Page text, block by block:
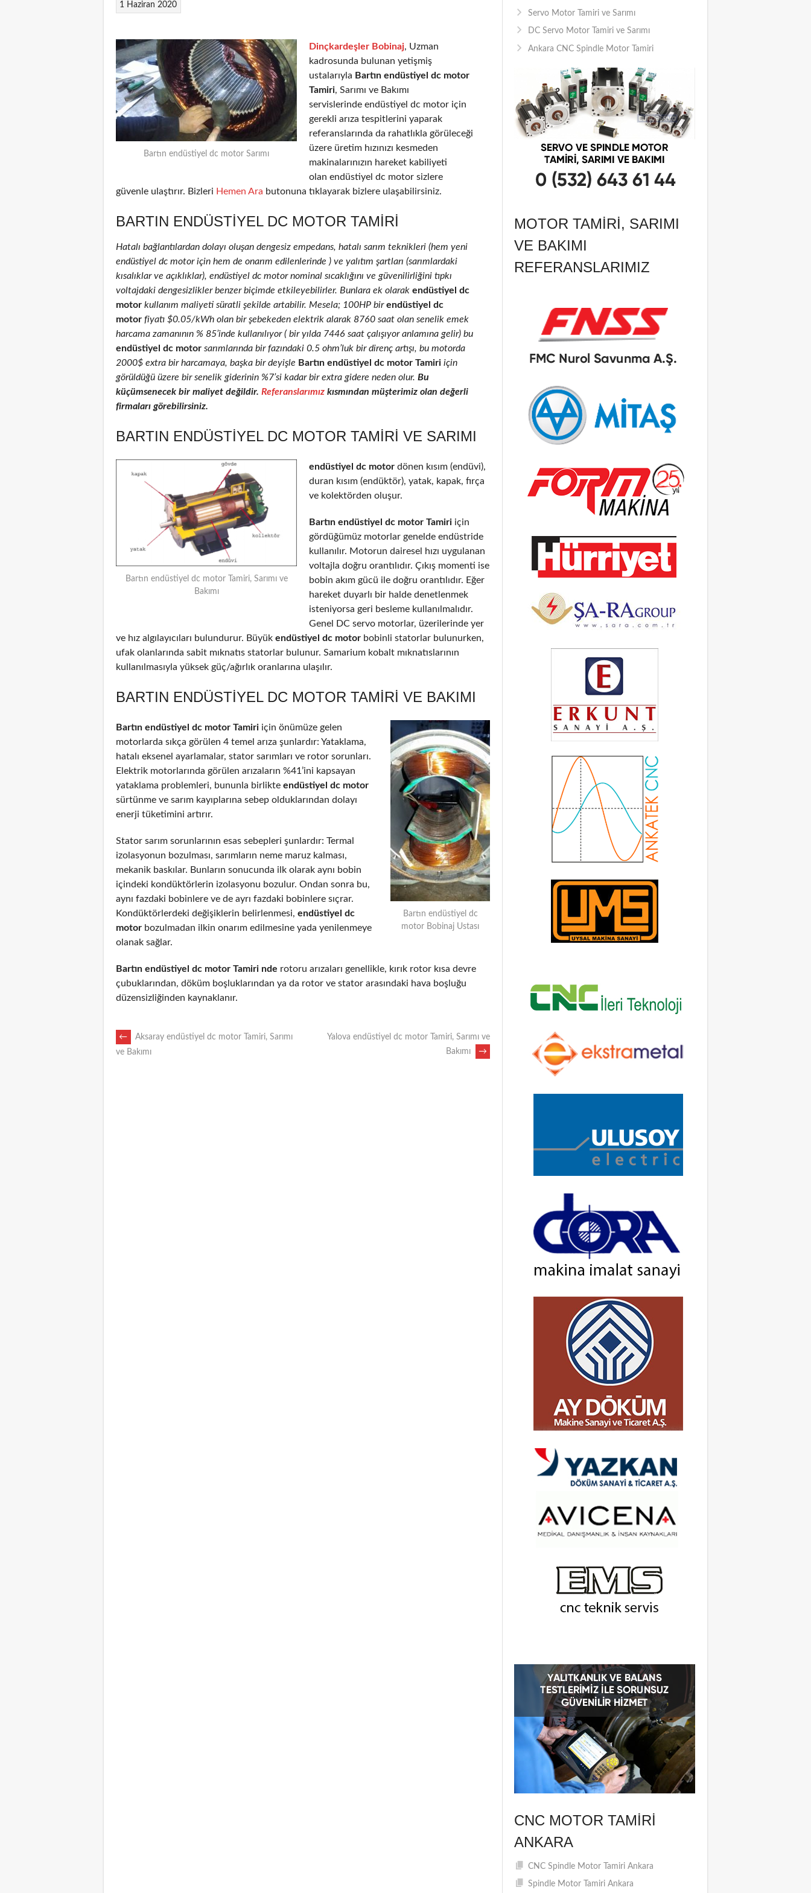
1 Haziran 2020
Bartın endüstiyel dc motor Sarımı
Dinçkardeşler Bobinaj, Uzman
kadrosunda bulunan yetişmiş
ustalarıyla Bartın endüstiyel dc motor
Tamiri, Sarımı ve Bakımı
servislerinde endüstiyel dc motor için
gerekli arıza tespitlerini yaparak
referanslarında da rahatlıkla görüleceği
üzere üretim hızınızı kesmeden
makinalarınızın hareket kabiliyeti
olan endüstiyel dc motor sizlere
güvenle ulaştırır. Bizleri Hemen Ara butonuna tıklayarak bizlere ulaşabilirsiniz.
BARTIN ENDÜSTIYEL DC MOTOR TAMIRI
Hatalı bağlantılardan dolayı oluşan dengesiz empedans, hatalı sarım teknikleri (hem yeni
endüstiyel dc motor için hem de onarım edilenlerinde ) ve yalıtım şartları (sarımlardaki
kısalıklar ve açıklıklar), endüstiyel dc motor nominal sıcaklığını ve güvenilirliğini tıpkı
voltajdaki dengesizlikler benzer biçimde etkileyebilirler. Bunlara ek olarak endüstiyel dc
motor kullanım maliyeti süratli şekilde artabilir. Mesela; 100HP birendüstiyel dc
motor fiyatı $0.05/kWh olan bir şebekeden elektrik alarak 8760 saat olan senelik emek
harcama zamanının % 85’inde kullanılıyor ( bir yılda 7446 saat çalışıyor anlamına gelir) bu
endüstiyel dc motor sarımlarında bir fazındaki 0.5 ohm’luk bir direnç artışı, bu motorda
2000$ extra bir harcamaya, başka bir deyişle Bartın endüstiyel dc motor Tamiri için
görüldüğü üzere bir senelik giderinin %7’si kadar bir extra gidere neden olur. Bu
küçümsenecek bir maliyet değildir. Referanslarımız kısmından müşterimiz olan değerli
firmaları görebilirsiniz.
BARTIN ENDÜSTIYEL DC MOTOR TAMIRI VE SARIMI
Bartın endüstiyel dc motor Tamiri, Sarımı ve
Bakımı
endüstiyel dc motor dönen kısım (endüvi),
duran kısım (endüktör), yatak, kapak, fırça
ve kolektörden oluşur.
Bartın endüstiyel dc motor Tamiri için
gördüğümüz motorlar genelde endüstride
kullanılır. Motorun dairesel hızı uygulanan
voltajla doğru orantılıdır. Çıkış momenti ise
bobin akım gücü ile doğru orantılıdır. Eğer
hareket duyarlı bir halde denetlenmek
isteniyorsa geri besleme kullanılmalıdır.
Genel DC servo motorlar, üzerilerinde yer
ve hız algılayıcıları bulundurur. Büyük endüstiyel dc motor bobinli statorlar bulunurken,
ufak olanlarında sabit mıknatıs statorlar bulunur. Samarium kobalt mıknatıslarının
kullanılmasıyla yüksek güç/ağırlık oranlarına ulaşılır.
BARTIN ENDÜSTIYEL DC MOTOR TAMIRI VE BAKIMI
Bartın endüstiyel dc
motor Bobinaj Ustası
Bartın endüstiyel dc motor Tamiri için önümüze gelen
motorlarda sıkça görülen 4 temel arıza şunlardır: Yataklama,
hatalı eksenel ayarlamalar, stator sarımları ve rotor sorunları.
Elektrik motorlarında görülen arızaların %41’ini kapsayan
yataklama problemleri, bununla birlikte endüstiyel dc motor
sürtünme ve sarım kayıplarına sebep olduklarından dolayı
enerji tüketimini artırır.
Stator sarım sorunlarının esas sebepleri şunlardır: Termal
izolasyonun bozulması, sarımların neme maruz kalması,
mekanik baskılar. Bunların sonucunda ilk olarak aynı bobin
içindeki kondüktörlerin izolasyonu bozulur. Ondan sonra bu,
aynı fazdaki bobinlere ve de ayrı fazdaki bobinlere sıçrar.
Kondüktörlerdeki değişiklerin belirlenmesi, endüstiyel dc
motor bozulmadan ilkin onarım edilmesine yada yenilenmeye
olanak sağlar.
Bartın endüstiyel dc motor Tamiri nde rotoru arızaları genellikle, kırık rotor kısa devre
çubuklarından, döküm boşluklarından ya da rotor ve stator arasındaki hava boşluğu
düzensizliğinden kaynaklanır.
POST
←
Aksaray endüstiyel dc motor Tamiri, Sarımı
ve Bakımı
Yalova endüstiyel dc motor Tamiri, Sarımı ve
Bakımı
→
Servo Motor Tamiri ve Sarımı
DC Servo Motor Tamiri ve Sarımı
Ankara CNC Spindle Motor Tamiri
MOTOR TAMIRI, SARIMI
VE BAKIMI
REFERANSLARIMIZ
CNC MOTOR TAMIRI
ANKARA
CNC Spindle Motor Tamiri Ankara
Spindle Motor Tamiri Ankara